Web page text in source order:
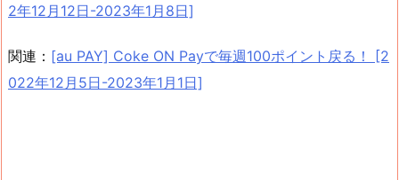
2年12月12日-2023年1月8日]
関連： [au PAY] Coke ON Payで毎週100ポイント戻る！ [2
022年12月5日-2023年1月1日]